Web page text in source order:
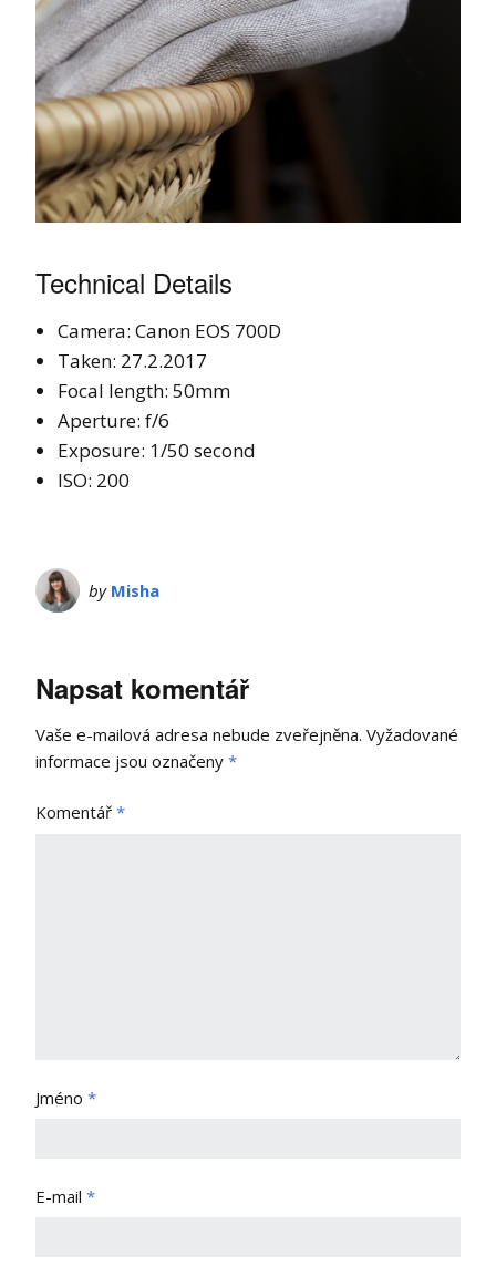
Technical Details
Camera: Canon EOS 700D
Taken: 27.2.2017
Focal length: 50mm
Aperture: f/6
Exposure: 1/50 second
ISO: 200
by Misha
Napsat komentář
Vaše e-mailová adresa nebude zveřejněna. Vyžadované
informace jsou označeny *
Komentář *
Jméno *
E-mail *